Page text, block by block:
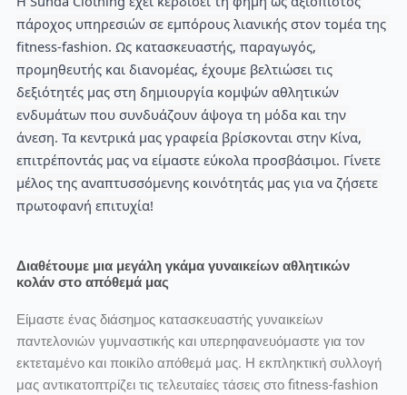
πάροχος υπηρεσιών σε εμπόρους λιανικής στον τομέα της
fitness-fashion. Ως κατασκευαστής, παραγωγός,
προμηθευτής και διανομέας, έχουμε βελτιώσει τις
δεξιότητές μας στη δημιουργία κομψών αθλητικών
ενδυμάτων που συνδυάζουν άψογα τη μόδα και την
άνεση. Τα κεντρικά μας γραφεία βρίσκονται στην Κίνα,
επιτρέποντάς μας να είμαστε εύκολα προσβάσιμοι. Γίνετε
μέλος της αναπτυσσόμενης κοινότητάς μας για να ζήσετε
πρωτοφανή επιτυχία!
Διαθέτουμε μια μεγάλη γκάμα γυναικείων αθλητικών
κολάν στο απόθεμά μας
Είμαστε ένας διάσημος κατασκευαστής γυναικείων
παντελονιών γυμναστικής και υπερηφανευόμαστε για τον
εκτεταμένο και ποικίλο απόθεμά μας. Η εκπληκτική συλλογή
μας αντικατοπτρίζει τις τελευταίες τάσεις στο fitness-fashion